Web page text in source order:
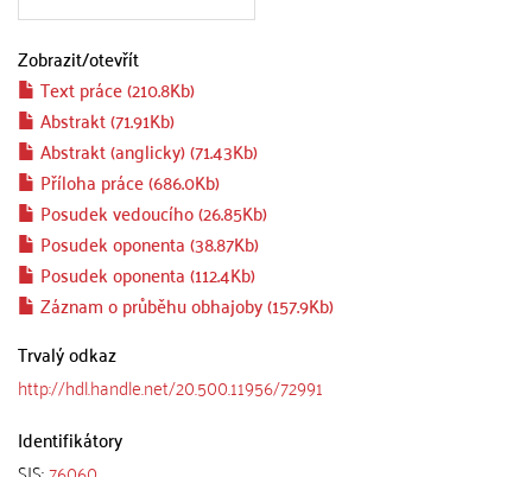
Zobrazit/otevřít
Text práce (210.8Kb)
Abstrakt (71.91Kb)
Abstrakt (anglicky) (71.43Kb)
Příloha práce (686.0Kb)
Posudek vedoucího (26.85Kb)
Posudek oponenta (38.87Kb)
Posudek oponenta (112.4Kb)
Záznam o průběhu obhajoby (157.9Kb)
Trvalý odkaz
http://hdl.handle.net/20.500.11956/72991
Identifikátory